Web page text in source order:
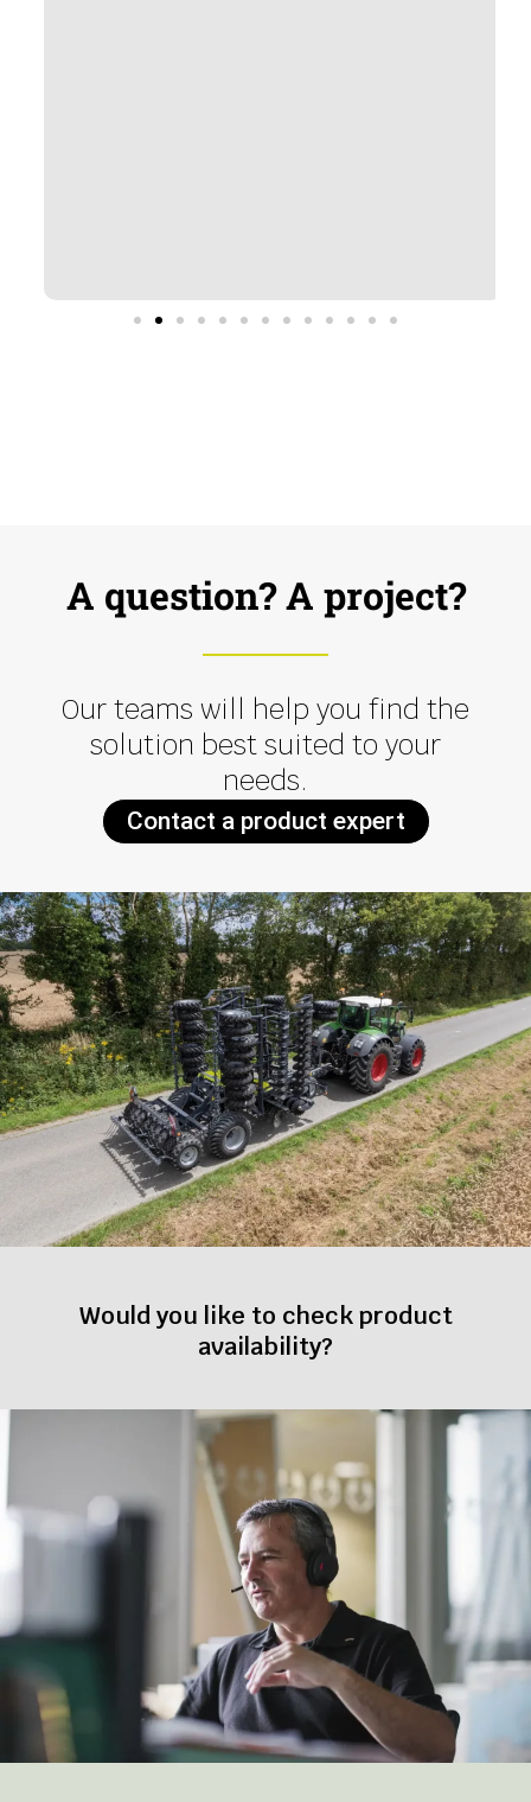
A question? A project?
Our teams will help you find the
solution best suited to your
needs.
Contact a product expert
Would you like to check product
availability?